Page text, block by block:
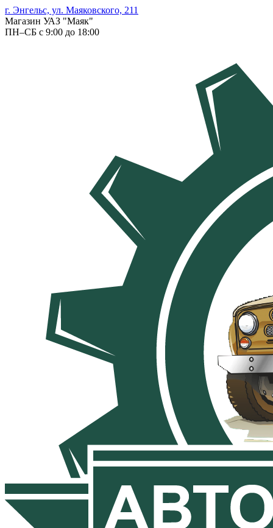
г. Энгельс, ул. Маяковского, 211
Магазин УАЗ "Маяк"
ПН–СБ с 9:00 до 18:00